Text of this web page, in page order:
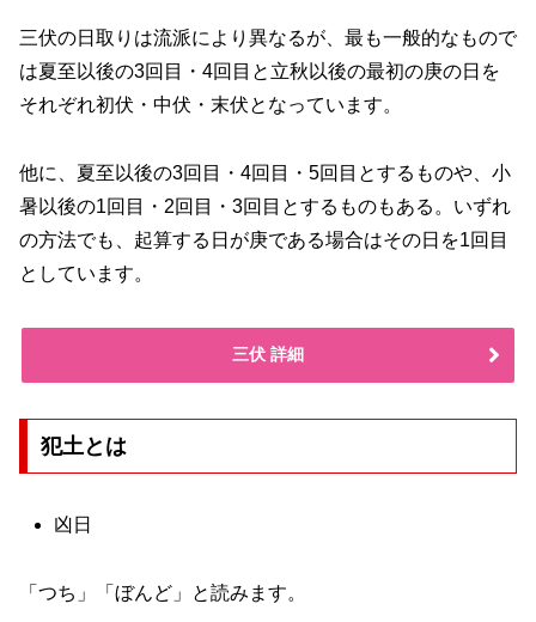
三伏の日取りは流派により異なるが、最も一般的なもので
は夏至以後の3回目・4回目と立秋以後の最初の庚の日を
それぞれ初伏・中伏・末伏となっています。
他に、夏至以後の3回目・4回目・5回目とするものや、小
暑以後の1回目・2回目・3回目とするものもある。いずれ
の方法でも、起算する日が庚である場合はその日を1回目
としています。
三伏 詳細
犯土とは
凶日
「つち」「ぼんど」と読みます。